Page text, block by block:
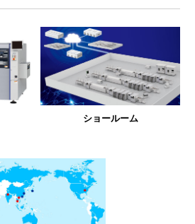
ショールーム